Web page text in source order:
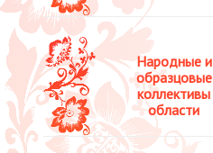
Народные и
образцовые
коллективы
области